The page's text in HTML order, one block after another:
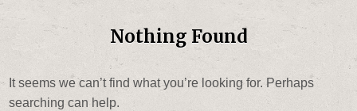
Nothing Found
It seems we can’t find what you’re looking for. Perhaps
searching can help.